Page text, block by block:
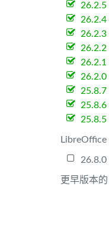
26.2.5
26.2.4
26.2.3
26.2.2
26.2.1
26.2.0
25.8.7
25.8.6
25.8.5
26.8.0
更早版本